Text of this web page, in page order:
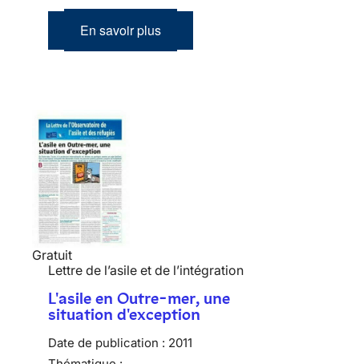
En savoir plus
Gratuit
Lettre de l’asile et de l’intégration
L'asile en Outre-mer, une
situation d'exception
Date de publication : 2011